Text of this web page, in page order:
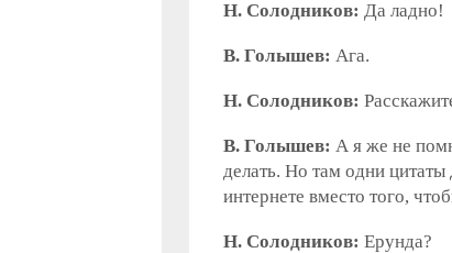
Н. Солодников: Да ладно!
В. Голышев: Ага.
Н. Солодников:
В. Голышев: А я же не
делать. Но там одни
интернете вместо того,
Н. Солодников: Ерунда?